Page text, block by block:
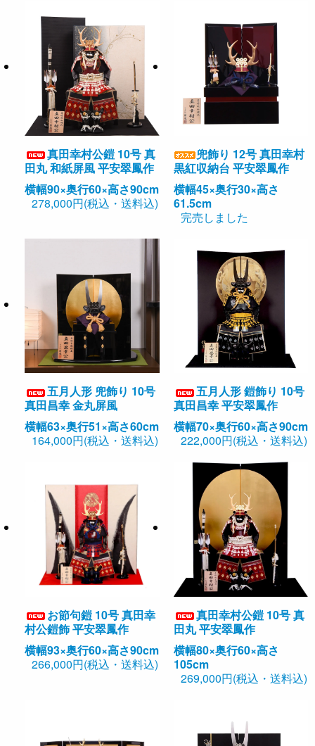
真田幸村公鎧 10号 真
田丸 和紙屏風 平安翠鳳作
横幅90×奥行60×高さ90cm
278,000円(税込・送料込)
兜飾り 12号 真田幸村
黒紅収納台 平安翠鳳作
横幅45×奥行30×高さ
61.5cm
完売しました
五月人形 兜飾り 10号
真田昌幸 金丸屏風
横幅63×奥行51×高さ60cm
164,000円(税込・送料込)
五月人形 鎧飾り 10号
真田昌幸 平安翠鳳作
横幅70×奥行60×高さ90cm
222,000円(税込・送料込)
お節句鎧 10号 真田幸
村公鎧飾 平安翠鳳作
横幅93×奥行60×高さ90cm
266,000円(税込・送料込)
真田幸村公鎧 10号 真
田丸 平安翠鳳作
横幅80×奥行60×高さ
105cm
269,000円(税込・送料込)